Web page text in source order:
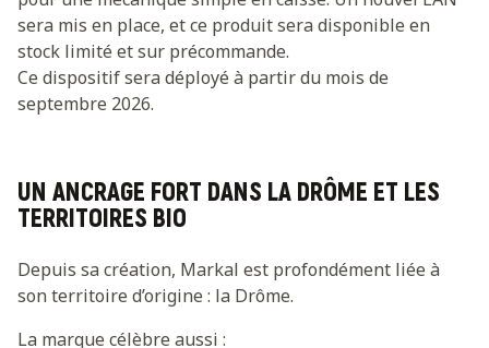
sera mis en place, et ce produit sera disponible en
stock limité et sur précommande.
Ce dispositif sera déployé à partir du mois de
septembre 2026.
UN ANCRAGE FORT DANS LA DRÔME ET LES
TERRITOIRES BIO
Depuis sa création, Markal est profondément liée à
son territoire d’origine : la Drôme.
La marque célèbre aussi :